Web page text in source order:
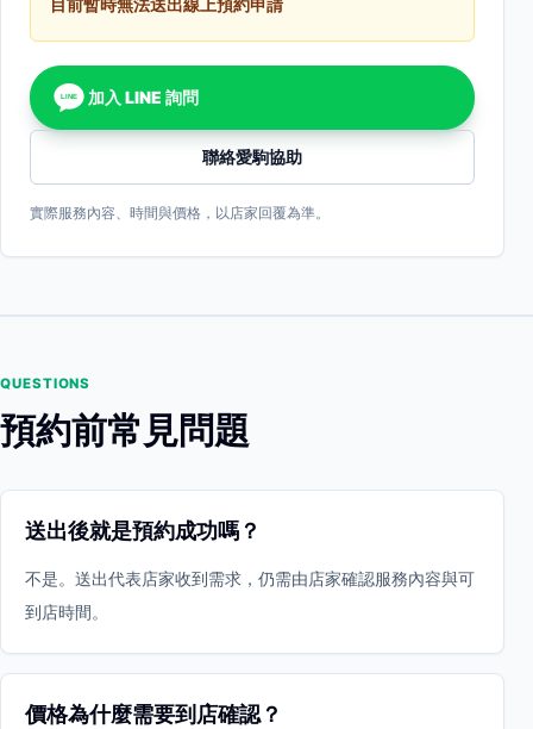
目前暫時無法送出線上預約申請
LINE 加入 LINE 詢問
聯絡愛駒協助
實際服務內容、時間與價格，以店家回覆為準。
QUESTIONS
預約前常見問題
送出後就是預約成功嗎？
不是。送出代表店家收到需求，仍需由店家確認服務內容與可
到店時間。
價格為什麼需要到店確認？